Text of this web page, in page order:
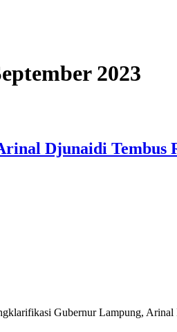
2023
Djunaidi Tembus
Gubernur Lampung,